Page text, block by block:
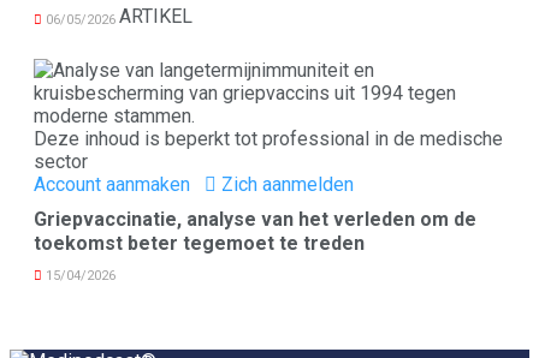
06/05/2026 ARTIKEL
Deze inhoud is beperkt tot professional in de medische
sector
Account aanmaken
Zich aanmelden
Griepvaccinatie, analyse van het verleden om de
toekomst beter tegemoet te treden
15/04/2026